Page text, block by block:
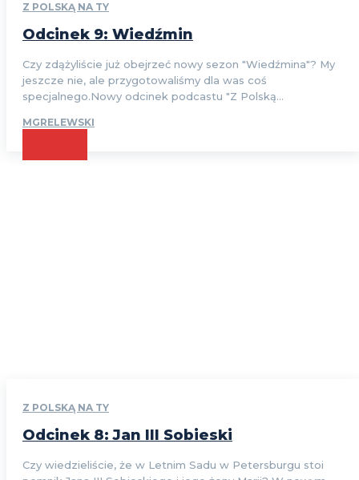
Z POLSKĄ NA TY
Odcinek 9: Wiedźmin
Czy zdążyliście już obejrzeć nowy sezon "Wiedźmina"? My
jeszcze nie, ale przygotowaliśmy dla was coś
specjalnego.Nowy odcinek podcastu "Z Polską...
MGRELEWSKI
Z POLSKĄ NA TY
Odcinek 8: Jan III Sobieski
Czy wiedzieliście, że w Letnim Sadu w Petersburgu stoi